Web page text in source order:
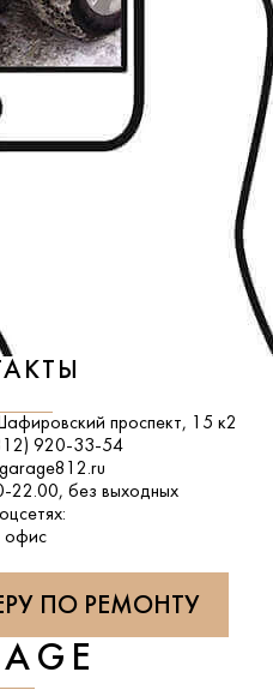
проспект, 15 к2
920-33-54
22.00, без выходных
ВКонтакте
офис
ПО РЕМОНТУ